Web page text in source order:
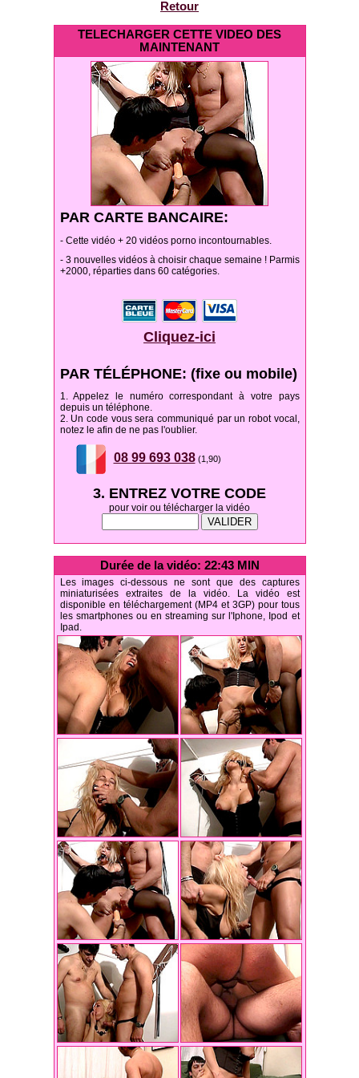
Retour
TELECHARGER CETTE VIDEO DES
MAINTENANT
PAR CARTE BANCAIRE:
- Cette vidéo + 20 vidéos porno incontournables.
- 3 nouvelles vidéos à choisir chaque semaine ! Parmis
+2000, réparties dans 60 catégories.
Cliquez-ici
PAR TÉLÉPHONE: (fixe ou mobile)
1. Appelez le numéro correspondant à votre pays
depuis un téléphone.
2. Un code vous sera communiqué par un robot vocal,
notez le afin de ne pas l'oublier.
08 99 693 038(1,90)
3. ENTREZ VOTRE CODE
pour voir ou télécharger la vidéo
Durée de la vidéo: 22:43 MIN
Les images ci-dessous ne sont que des captures
miniaturisées extraites de la vidéo. La vidéo est
disponible en téléchargement (MP4 et 3GP) pour tous
les smartphones ou en streaming sur l'Iphone, Ipod et
Ipad.